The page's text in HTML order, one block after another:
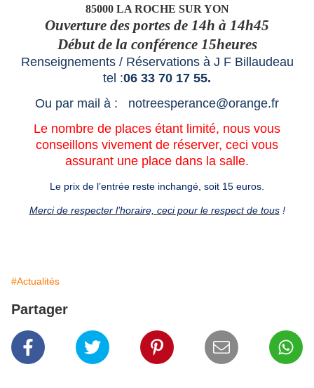
85000 LA ROCHE SUR YON
Ouverture des portes de 14h à 14h45
Début de la conférence 15heures
Renseignements / Réservations à J F Billaudeau
tel :06 33 70 17 55.
Ou par mail à : notreesperance@orange.fr
Le nombre de places étant limité, nous vous
conseillons vivement de réserver, ceci vous
assurant une place dans la salle.
Le prix de l’entrée reste inchangé, soit 15 euros.
Merci de respecter l’horaire, ceci pour le respect de tous!
#Actualités
Partager